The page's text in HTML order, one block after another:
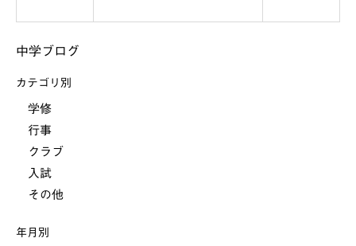
稿
ナ
ゲ
ー
中学ブログ
カテゴリ別
学修
行事
クラブ
入試
その他
年月別